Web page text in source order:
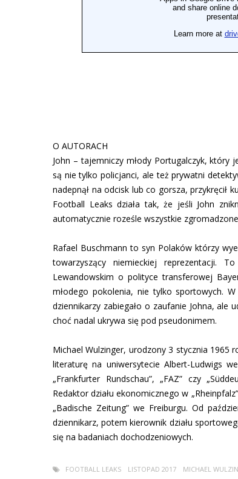
O AUTORACH
John – tajemniczy młody Portugalczyk,
są nie tylko policjanci, ale też prywatni
nadepnął na odcisk lub co gorsza, przykręcił
Football Leaks działa tak, że jeśli John
automatycznie roześle wszystkie
Rafael Buschmann to syn Polaków którzy
towarzyszący niemieckiej reprezentacji.
Lewandowskim o polityce transferowej
młodego pokolenia, nie tylko sportowych.
dziennikarzy zabiegało o zaufanie Johna, ale
choć nadal ukrywa się pod pseudonimem.
Michael Wulzinger, urodzony 3 stycznia 1965
literaturę na uniwersytecie Albert-Ludwigs
„Frankfurter Rundschau”, „FAZ” czy
Redaktor działu ekonomicznego w
„Badische Zeitung” we Freiburgu. Od
dziennikarz, potem kierownik działu
się na badaniach dochodzeniowych.
FOOTBALL LEAKS LISTOPAD 2017 MICHAEL